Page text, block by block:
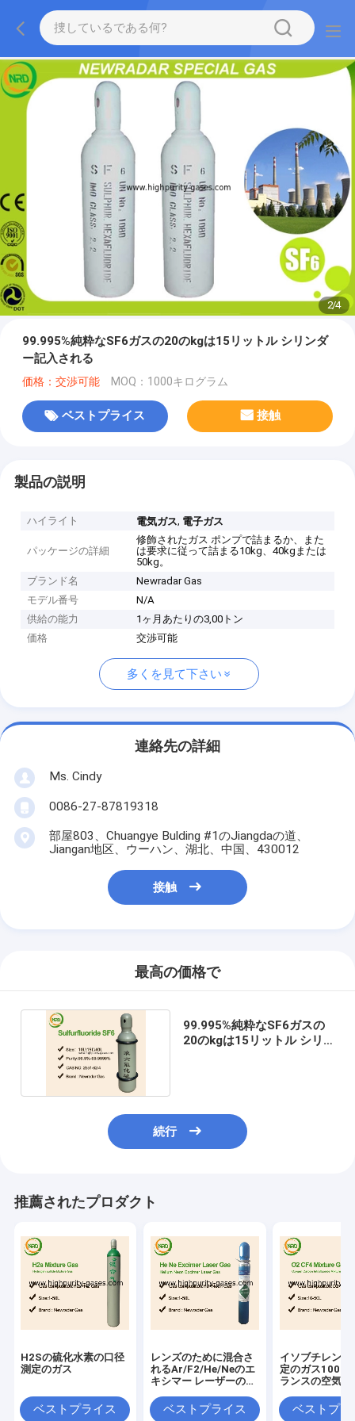
2/4
99.995%純粋なSF6ガスの20のkgは15リットル シリンダ
ー記入される
価格：交渉可能 MOQ：1000キログラム
ベストプライス 接触
製品の説明
ハイライト 電気ガス, 電子ガス
パッケージの詳細
修飾されたガス ポンプで詰まるか、また
は要求に従って詰まる10kg、40kgまたは
50kg。
ブランド名
Newradar Gas
モデル番号
N/A
供給の能力
1ヶ月あたりの3,00トン
価格
交渉可能
多くを見て下さい
連絡先の詳細
Ms. Cindy
0086-27-87819318
部屋803、Chuangye Bulding #1のJiangdaの道、
Jiangan地区、ウーハン、湖北、中国、430012
接触
最高の価格で
99.995%純粋なSF6ガスの
20のkgは15リットル シリ
続行
推薦されたプロダクト
H2Sの硫化水素の口径
測定のガス
ベストプライス
レンズのために混合さ
れるAr/F2/He/Neのエ
キシマー レーザーのガ
シマーのレーザーを作
り出す
ベストプライス
イソブチレンの
定のガス100
ランスの空気電
ベストプラ